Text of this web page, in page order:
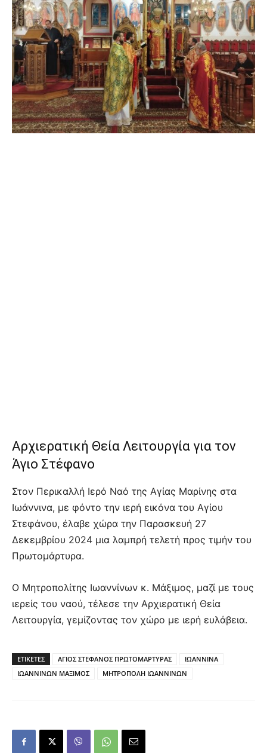
Αρχιερατική Θεία Λειτουργία για τον
Άγιο Στέφανο
Στον Περικαλλή Ιερό Ναό της Αγίας Μαρίνης στα
Ιωάννινα, με φόντο την ιερή εικόνα του Αγίου
Στεφάνου, έλαβε χώρα την Παρασκευή 27
Δεκεμβρίου 2024 μια λαμπρή τελετή προς τιμήν του
Πρωτομάρτυρα.
Ο Μητροπολίτης Ιωαννίνων κ. Μάξιμος, μαζί με τους
ιερείς του ναού, τέλεσε την Αρχιερατική Θεία
Λειτουργία, γεμίζοντας τον χώρο με ιερή ευλάβεια.
ΕΤΙΚΕΤΕΣ ΑΓΙΟΣ ΣΤΕΦΑΝΟΣ ΠΡΩΤΟΜΑΡΤΥΡΑΣ
ΙΩΑΝΝΙΝΑ
ΙΩΑΝΝΙΝΩΝ ΜΑΞΙΜΟΣ
ΜΗΤΡΟΠΟΛΗ ΙΩΑΝΝΙΝΩΝ